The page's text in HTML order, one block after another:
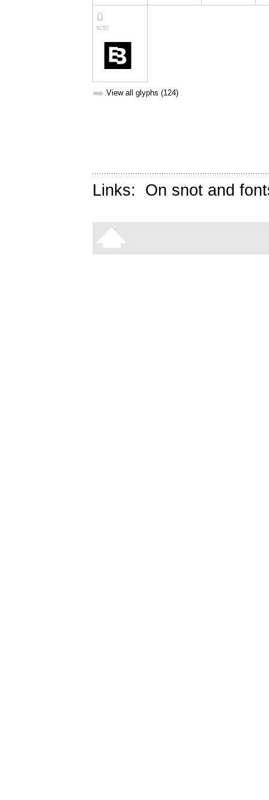
➥ View all glyphs (124)
Links: On snot and